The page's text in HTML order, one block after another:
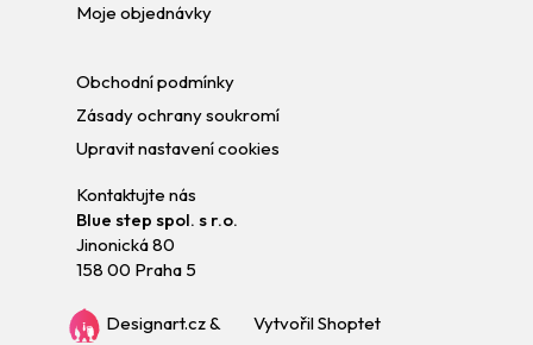
Moje objednávky
Obchodní podmínky
Zásady ochrany soukromí
Upravit nastavení cookies
Kontaktujte nás
Blue step spol. s r.o.
Jinonická 80
158 00 Praha 5
Designart.cz& Vytvořil Shoptet